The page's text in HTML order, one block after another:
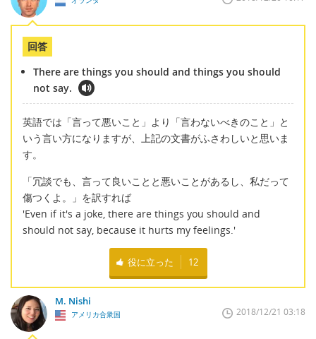
回答
There are things you should and things you should
not say.
英語では「言って悪いこと」より「言わないべきのこと」と
いう言い方になりますが、上記の文書がふさわしいと思いま
す。
「冗談でも、言って良いことと悪いことがあるし、私だって
傷つくよ。」を訳すれば
'Even if it's a joke, there are things you should and
should not say, because it hurts my feelings.'
役に立った 12
M. Nishi
アメリカ合衆国 2018/12/21 03:18